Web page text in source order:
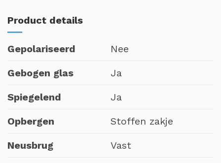
Product details
Gepolariseerd Nee
Gebogen glas Ja
Spiegelend Ja
Opbergen Stoffen zakje
Neusbrug Vast